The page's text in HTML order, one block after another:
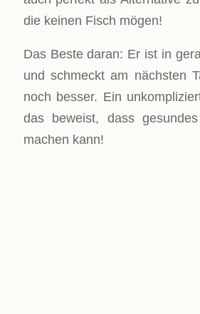
die keinen Fisch mögen!
Das Beste daran: Er ist in
und schmeckt am nächsten
noch besser. Ein
das beweist, dass
machen kann!